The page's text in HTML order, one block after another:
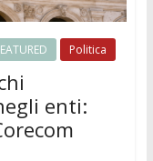
Politica
enti: